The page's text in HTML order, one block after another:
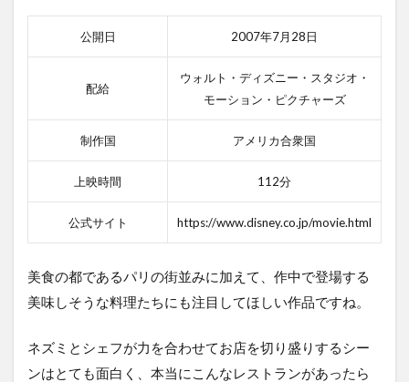
公開日 2007年7月28日
配給
ウォルト・ディズニー・スタジオ・
モーション・ピクチャーズ
制作国 アメリカ合衆国
上映時間 112分
公式サイト https://www.disney.co.jp/movie.html
美食の都であるパリの街並みに加えて、作中で登場する
美味しそうな料理たちにも注目してほしい作品ですね。
ネズミとシェフが力を合わせてお店を切り盛りするシー
ンはとても面白く、本当にこんなレストランがあったら